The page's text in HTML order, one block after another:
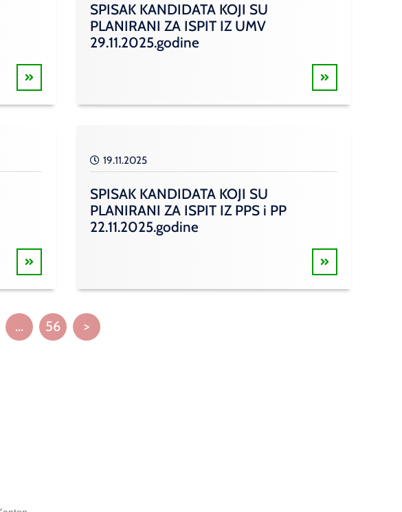
SPISAK KANDIDATA KOJI SU
PLANIRANI ZA ISPIT IZ UMV
29.11.2025.godine
19.11.2025
SPISAK KANDIDATA KOJI SU
PLANIRANI ZA ISPIT IZ PPS i PP
22.11.2025.godine
… 56 >